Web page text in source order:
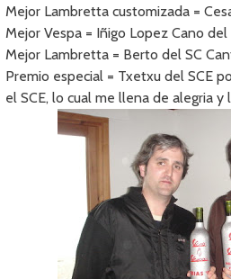
Mejor Lambretta customizada =
Mejor Vespa = Iñigo Lopez Cano del
Mejor Lambretta = Berto del SC
Premio especial = Txetxu del SCE
el SCE, lo cual me llena de alegria y